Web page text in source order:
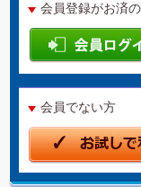
会員登録がお済
会員でない方